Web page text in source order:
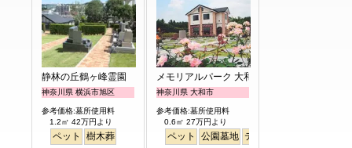
静林の丘鶴ヶ峰霊園
神奈川県 横浜市旭区
参考価格:墓所使用料
1.2㎡ 42万円より
ペット 樹木葬
メモリアルパーク 大和墓苑 ふれあいの郷
神奈川県 大和市
参考価格:墓所使用料
0.6㎡ 27万円より
ペット 公園墓地 テラス